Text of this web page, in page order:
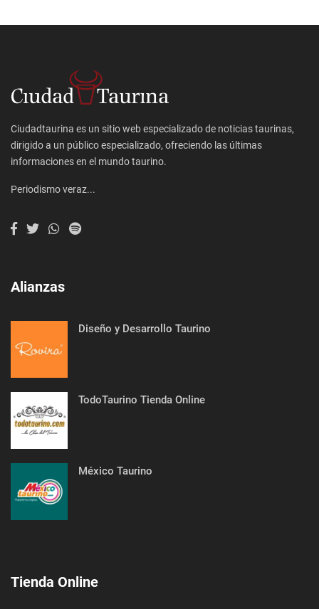
Ciudadtaurina es un sitio web especializado de noticias taurinas,
dirigido a un público especializado, ofreciendo las últimas
informaciones en el mundo taurino.
Periodismo veraz...
Alianzas
Diseño y Desarrollo Taurino
TodoTaurino Tienda Online
México Taurino
Tienda Online